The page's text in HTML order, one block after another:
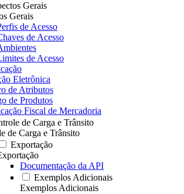
Gerais
Gerais
de Acesso
de Acesso
de Acesso
Eletrônica
de Atributos
de Produtos
Fiscal de Mercadoria
de Carga e Trânsito
de Carga e Trânsito
Exportação
Documentação da API
Exemplos Adicionais
Exemplos Adicionais